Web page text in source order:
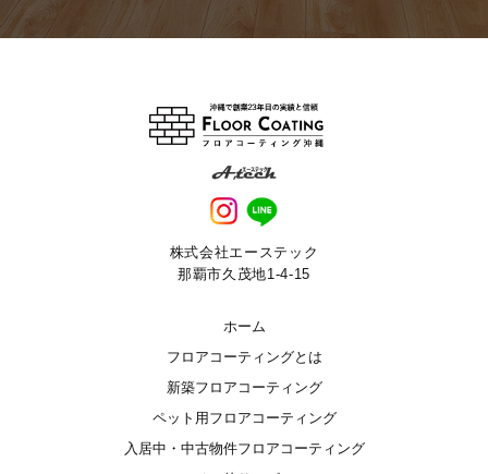
株式会社エーステック
那覇市久茂地1-4-15
ホーム
フロアコーティングとは
新築フロアコーティング
ペット用フロアコーティング
入居中・中古物件フロアコーティング